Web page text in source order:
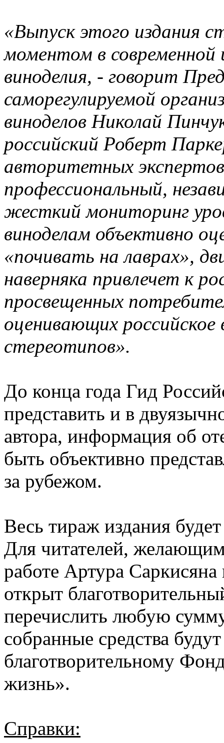
«Выпуск этого издания
моментом в современной
виноделия, - говорит
саморегулируемой
виноделов Николай
российский Роберт
авторитетных
профессиональный,
жесткий мониторинг
виноделам объективно
«почивать на лаврах»,
наверняка привлечет к
просвещенных
оценивающих российское
стереотипов».
До конца года Гид
представить и в
автора, информация об
быть объективно
за рубежом.
Весь тираж издания
Для читателей,
работе Артура
открыт
перечислить любую
собранные средства
благотворительному
жизнь».
Справки: